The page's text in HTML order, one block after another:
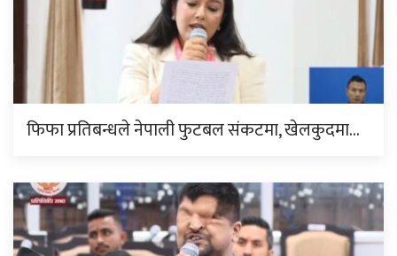
फिफा प्रतिबन्धले नेपाली फुटबल संकटमा, खेलकुदमा…